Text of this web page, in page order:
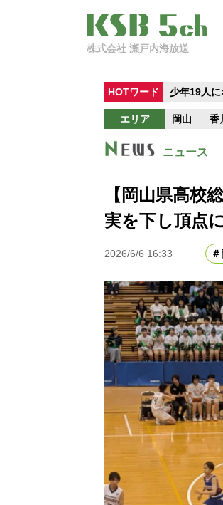
株式会社 瀬戸内海放送
HOTワード 少年19人
エリア 岡山 香川
ニュース
【岡山県高
実を下し頂点
2026/6/6 16:33